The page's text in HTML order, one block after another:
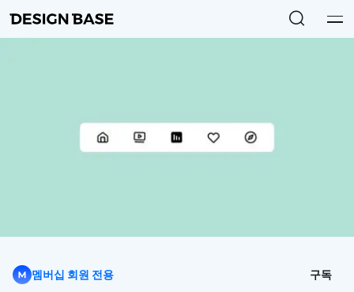
멤버십 회원 전용 구독